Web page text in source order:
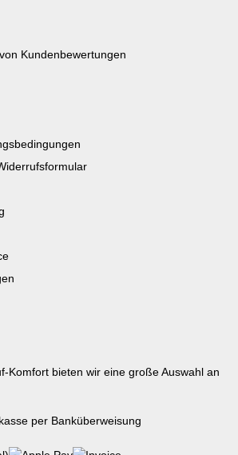
Kundenbewertungen
Komfort bieten wir eine große Auswahl an